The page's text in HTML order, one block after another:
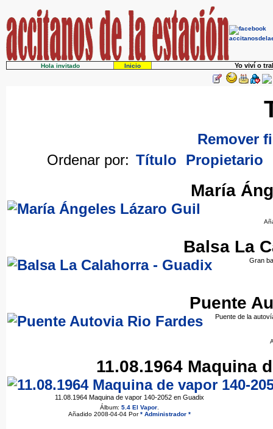
Hola invitado Inicio Yo viví o
Remover
Ordenar por: Título Propietario
María
Balsa La
Gran
Puente
Puente de la
11.08.1964 Maquina
11.08.1964 Maquina de vapor 140-2052 en Guadix
Álbum: 5.4 El Vapor.
Añadido 2008-04-04 Por* Administrador *